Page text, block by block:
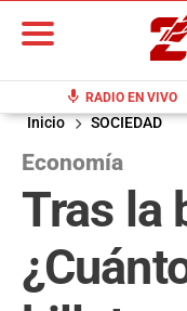
mic RADIO EN VIVO
Inicio SOCIEDAD
Economía
Tras la